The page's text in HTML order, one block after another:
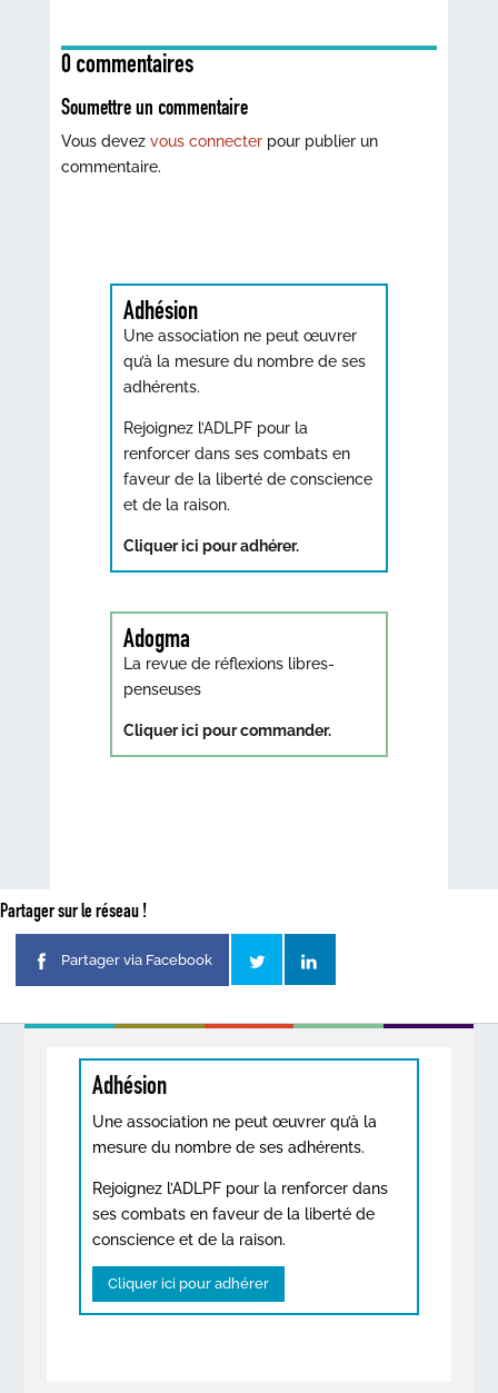
0 commentaires
Soumettre un commentaire
Vous devez vous connecterpour publier un
commentaire.
Adhésion
Une association ne peut œuvrer
qu’à la mesure du nombre de ses
adhérents.
Rejoignez l’ADLPF pour la
renforcer dans ses combats en
faveur de la liberté de conscience
et de la raison.
Cliquer ici pour adhérer.
Adogma
La revue de réflexions libres-
penseuses
Cliquer ici pour commander.
Partager sur le réseau !
Partager via Facebook
Adhésion
Une association ne peut œuvrer qu’à la
mesure du nombre de ses adhérents.
Rejoignez l’ADLPF pour la renforcer dans
ses combats en faveur de la liberté de
conscience et de la raison.
Cliquer ici pour adhérer